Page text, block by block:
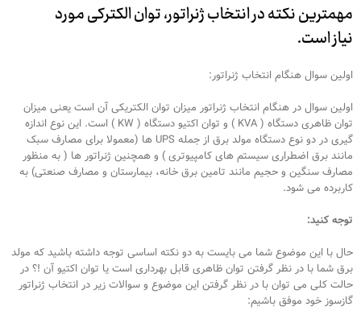
مهمترین نکته در انتخاب ژنراتور،توان الکترکی مورد
نیازاست.
اولین سوال هنگام انتخاب ژنراتور:
اولین سوال در هنگام انتخاب ژنراتور میزان توان الکتریکی آن است یعنی میزان
توان ظاهری دستگاه ( KVA ) و توان اکتیو دستگاه ( KW ) است. این نوع اندازه
گیری در دو نوع دستگاه مولد برق از جمله UPS ها (معمولا برای مصارف سبک
مانند برق اضطراری سیستم های کامپیوتری ) و همچنین ژنراتور ها ( به منظور
مصارف سنگین و حجیم مانند تامین برق خانه، بیمارستان و مصارف صنعتی) به
کاربرده می شود.
توجه کنید:
حال با این موضوع شما می بایست به دو نکته اساسی توجه داشته باشید که مولد
برق شما با در نظر گرفتن توان ظاهری قابل بهرداری است یا توان اکتیو آن !؟ در
حالت کلی می توان با در نظر گرفتن این موضوع و سوالات زیر در انتخاب ژنراتور
گازسوز خود موفق باشیم: